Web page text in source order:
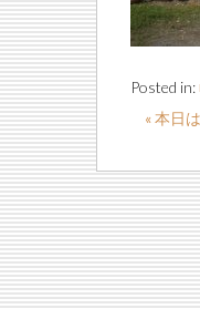
Posted in:
« 本日